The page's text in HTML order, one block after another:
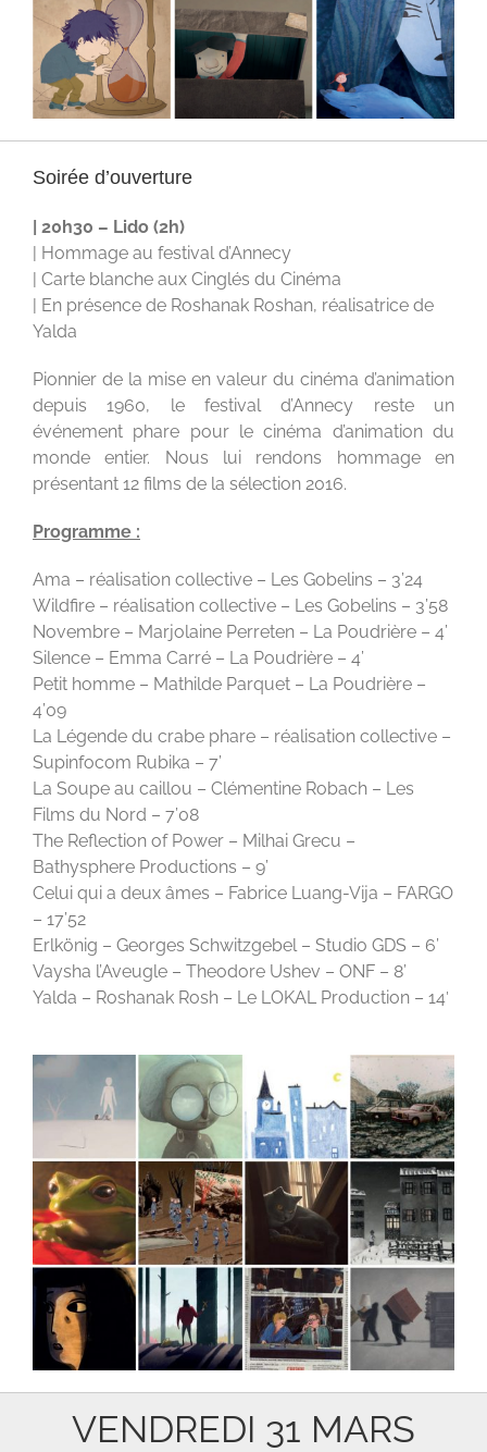
Soirée d’ouverture
| 20h30 – Lido (2h)
| Hommage au festival d’Annecy
| Carte blanche aux Cinglés du Cinéma
| En présence de Roshanak Roshan, réalisatrice de
Yalda
Pionnier de la mise en valeur du cinéma d’animation
depuis 1960, le festival d’Annecy reste un
événement phare pour le cinéma d’animation du
monde entier. Nous lui rendons hommage en
présentant 12 films de la sélection 2016.
Programme :
Ama – réalisation collective – Les Gobelins – 3’24
Wildfire – réalisation collective – Les Gobelins – 3’58
Novembre – Marjolaine Perreten – La Poudrière – 4’
Silence – Emma Carré – La Poudrière – 4’
Petit homme – Mathilde Parquet – La Poudrière –
4’09
La Légende du crabe phare – réalisation collective –
Supinfocom Rubika – 7’
La Soupe au caillou – Clémentine Robach – Les
Films du Nord – 7’08
The Reflection of Power – Milhai Grecu –
Bathysphere Productions – 9’
Celui qui a deux âmes – Fabrice Luang-Vija – FARGO
– 17’52
Erlkönig – Georges Schwitzgebel – Studio GDS – 6’
Vaysha l’Aveugle – Theodore Ushev – ONF – 8’
Yalda – Roshanak Rosh – Le LOKAL Production – 14′
VENDREDI 31 MARS